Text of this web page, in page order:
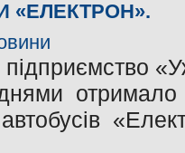
«ЕЛЕКТРОН».
автобусів